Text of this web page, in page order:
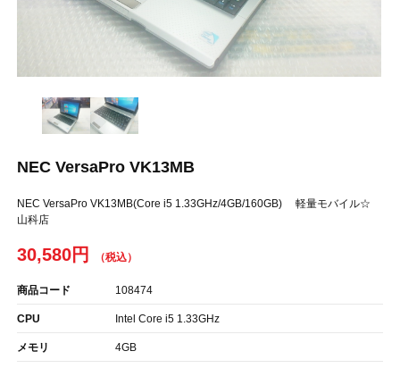
NEC VersaPro VK13MB
NEC VersaPro VK13MB(Core i5 1.33GHz/4GB/160GB) 軽量モバイル☆
山科店
30,580円
商品コード 108474
CPU Intel Core i5 1.33GHz
メモリ 4GB